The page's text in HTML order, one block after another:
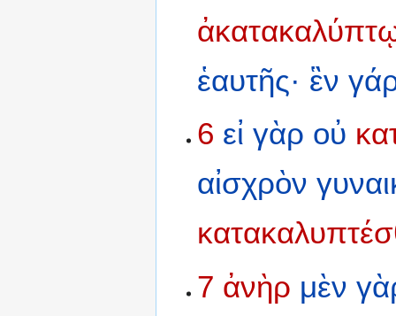
ἑαυτῆς· ἓν
6 εἰ γὰρ οὐ
αἰσχρὸν
7 ἀνὴρ μὲν